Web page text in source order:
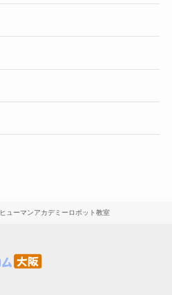
ヒューマンアカデミーロボット教室